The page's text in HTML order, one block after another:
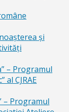
şi
– Programul
al CJRAE
– Programul